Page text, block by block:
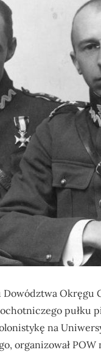
Okręgu
pułku
na
organizował POW